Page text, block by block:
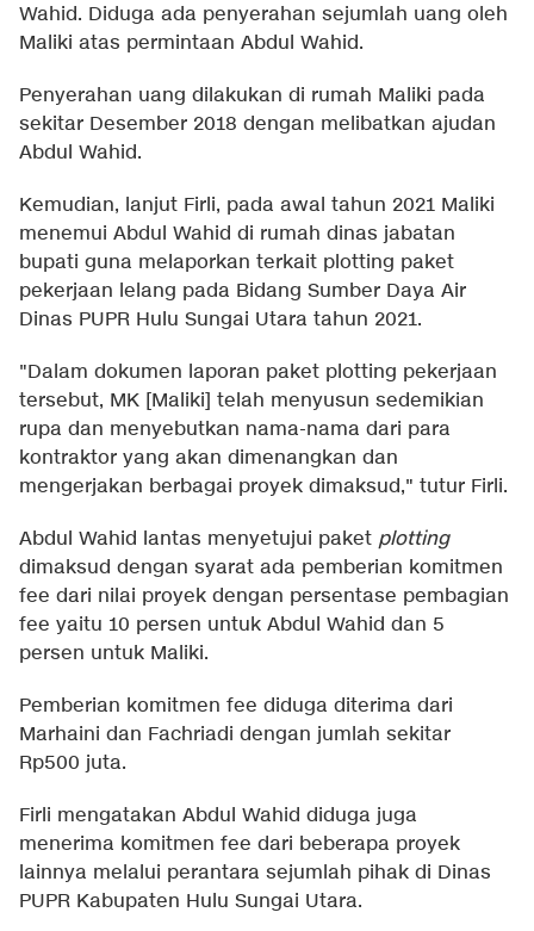
Wahid. Diduga ada penyerahan sejumlah uang oleh
Maliki atas permintaan Abdul Wahid.
Penyerahan uang dilakukan di rumah Maliki pada
sekitar Desember 2018 dengan melibatkan ajudan
Abdul Wahid.
Kemudian, lanjut Firli, pada awal tahun 2021 Maliki
menemui Abdul Wahid di rumah dinas jabatan
bupati guna melaporkan terkait plotting paket
pekerjaan lelang pada Bidang Sumber Daya Air
Dinas PUPR Hulu Sungai Utara tahun 2021.
"Dalam dokumen laporan paket plotting pekerjaan
tersebut, MK [Maliki] telah menyusun sedemikian
rupa dan menyebutkan nama-nama dari para
kontraktor yang akan dimenangkan dan
mengerjakan berbagai proyek dimaksud," tutur Firli.
Abdul Wahid lantas menyetujui paket plotting
dimaksud dengan syarat ada pemberian komitmen
fee dari nilai proyek dengan persentase pembagian
fee yaitu 10 persen untuk Abdul Wahid dan 5
persen untuk Maliki.
Pemberian komitmen fee diduga diterima dari
Marhaini dan Fachriadi dengan jumlah sekitar
Rp500 juta.
Firli mengatakan Abdul Wahid diduga juga
menerima komitmen fee dari beberapa proyek
lainnya melalui perantara sejumlah pihak di Dinas
PUPR Kabupaten Hulu Sungai Utara.